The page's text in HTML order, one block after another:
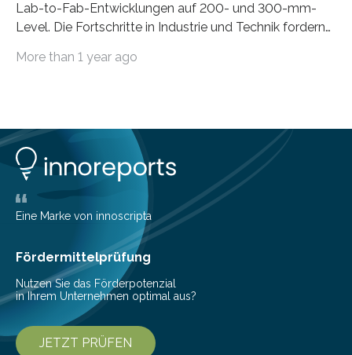
Lab-to-Fab-Entwicklungen auf 200- und 300-mm-
Level. Die Fortschritte in Industrie und Technik fordern
Mikrochips, sowohl aus technischer, wirtschaftlicher, als
dabei als starker Partner der Industrie etabliert. Das
Serviceangebot umfasst alle Schritte »from lab to fab«
– von der Beratung über die Prozessentwicklung bis hin
zur Pilotfertigung. 300-mm-Prozessanlagen am CNT.
(c) Sebastian Lassak / Fraunhofer IPMS…
More than 1 year ago
Eine Marke von innoscripta
Fördermittelprüfung
Nutzen Sie das Förderpotenzial
in Ihrem Unternehmen optimal aus?
JETZT PRÜFEN